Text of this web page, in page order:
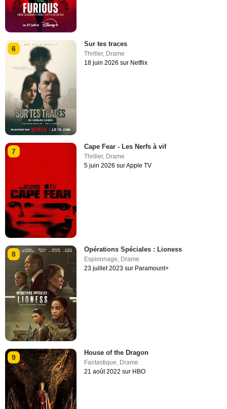
6
Sur tes traces
Thriller, Drame
18 juin 2026 sur Netflix
7
Cape Fear - Les Nerfs à vif
Thriller, Drame
5 juin 2026 sur Apple TV
8
Opérations Spéciales : Lioness
Espionnage, Drame
23 juillet 2023 sur Paramount+
9
House of the Dragon
Fantastique Drame
21 août 2022 sur HBO